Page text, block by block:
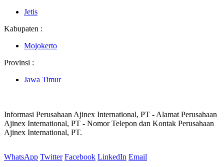
Jetis
Kabupaten :
Mojokerto
Provinsi :
Jawa Timur
Informasi Perusahaan Ajinex International, PT - Alamat Perusahaan
Ajinex International, PT - Nomor Telepon dan Kontak Perusahaan
Ajinex International, PT.
WhatsApp Twitter Facebook LinkedIn Email